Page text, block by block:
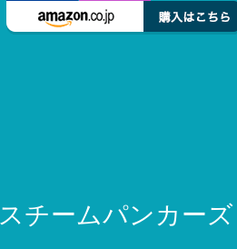
チームパンカーズ